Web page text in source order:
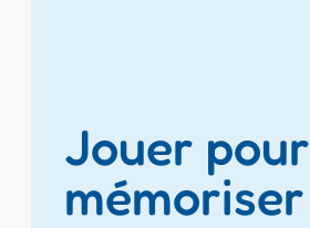
Jouer pour
mémoriser